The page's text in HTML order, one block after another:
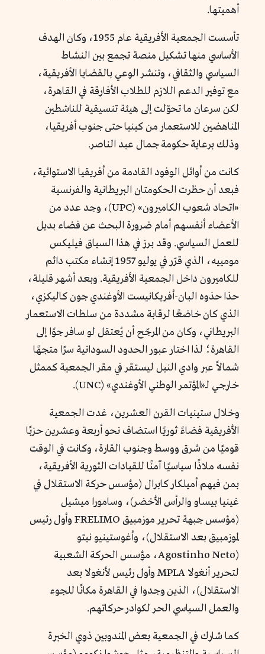
أهميتها.
تأسست الجمعية الأفريقية عام 1955، وكان الهدف
الأساسي منها تشكيل منصة تجمع بين النشاط
السياسي والثقافي، وتنشر الوعي بالقضايا الأفريقية،
مع توفير الدعم اللازم للطلاب الأفارقة في القاهرة،
لكن سرعان ما تحوّلت إلى هيئة تنسيقية للناشطين
المناهضين للاستعمار من كينيا حتى جنوب أفريقيا،
وذلك برعاية حكومة جمال عبد الناصر.
كانت من أوائل الوفود القادمة من أفريقيا الاستوائية،
فبعد أن حظرت الحكومتان البريطانية والفرنسية
«اتحاد شعوب الكاميرون» (UPC)، وجد عدد من
الأعضاء أنفسهم أمام ضرورة البحث عن فضاء بديل
للعمل السياسي. وقد برز في هذا السياق فيليكس
مومييه، الذي قرّر في يوليو 1957 إنشاء مكتب دائم
للكاميرون داخل الجمعية الأفريقية. وبعد أشهر قليلة،
حذا حذوه البان-أفريكانيست الأوغندي جون كاليكزي،
الذي كان خاضعًا لرقابة مشددة من سلطات الاستعمار
البريطاني، وكان من المرجّح أن يُعتقل لو سافر جوًا إلى
القاهرة؛ لذا اختار عبور الحدود السودانية سرًا متجهًا
شمالاً عبر وادي النيل ليستقر في مقر الجمعية كممثل
خارجي لـ«المؤتمر الوطني الأوغندي» (UNC).
وخلال ستينيات القرن العشرين، غدت الجمعية
الأفريقية فضاءً ثوريًا استضاف نحو أربعة وعشرين حزبًا
قوميًا من شرق ووسط وجنوب القارة، وكانت في الوقت
نفسه ملاذًا سياسيًا آمنًا للقيادات الثورية الأفريقية،
بمن فيهم أميلكار كابرال (مؤسس حركة الاستقلال في
غينيا بيساو والرأس الأخضر)، وسامورا ميشيل
(مؤسس جبهة تحرير موزمبيق FRELIMO وأول رئيس
لموزمبيق بعد الاستقلال)، وأغوستينيو نيتو
(Agostinho Neto، مؤسس الحركة الشعبية
لتحرير أنغولا MPLA وأول رئيس لأنغولا بعد
الاستقلال)، الذين وجدوا في القاهرة مكانًا للجوء
والعمل السياسي الحر لكوادر حركاتهم.
كما شارك في الجمعية بعض المندوبين ذوي الخبرة